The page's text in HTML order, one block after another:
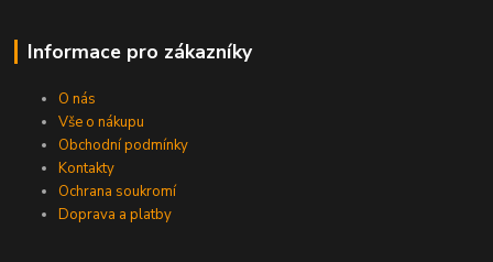
Informace pro zákazníky
O nás
Vše o nákupu
Obchodní podmínky
Kontakty
Ochrana soukromí
Doprava a platby